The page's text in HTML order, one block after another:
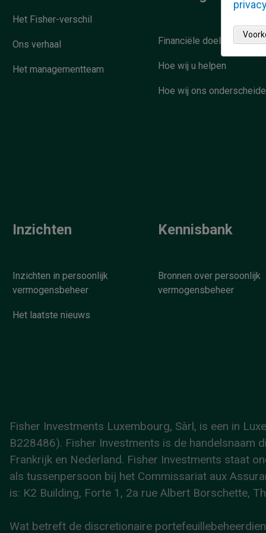
Het Fisher-verschil
Ons verhaal
Het managementteam
Financiële doelstellingen
Hoe wij u helpen
Hoe wij ons
Inzichten
Inzichten in persoonlijk
vermogensbeheer
Het laatste nieuws
Kennisbank
Bronnen over persoonlijk
vermogensbeheer
Fisher Investments Luxembourg, Sàrl, is een in
B228486). Fisher Investments is de handelsnaam
Frankrijk en Nederland. Fisher Investments staat
als tussenpersoon bij het Commissariat aux
is: K2 Building, Forte 1, 2a rue Albert Borschette,
Wat betreft de discretionaire